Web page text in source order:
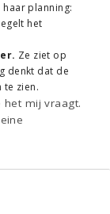
planning:
het
Ze ziet op
denkt dat de
te zien.
het mij vraagt.